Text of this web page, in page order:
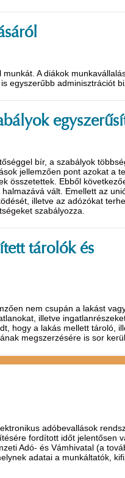
A diákok
egyszerűbb adminisztrációt
bír, a szabályok
jellemzően pont azokat a
összetettek. Ebből
vált. Emellett az
illetve az adózókat
szabályozza.
tárolók és
nem csupán a lakást
illetve
hogy a lakás mellett tároló,
megszerzésére is sor kerül.
adóbevallások
fordított időt jelentősen
Adó- és Vámhivatal (a
adatai a munkáltatók,